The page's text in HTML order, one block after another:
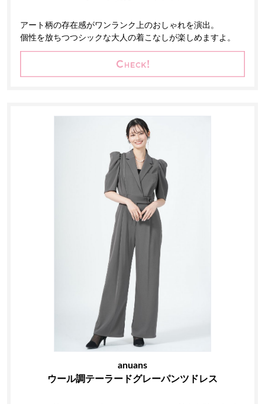
アート柄の存在感がワンランク上のおしゃれを演出。
個性を放ちつつシックな大人の着こなしが楽しめますよ。
anuans
ウール調テーラードグレーパンツドレス